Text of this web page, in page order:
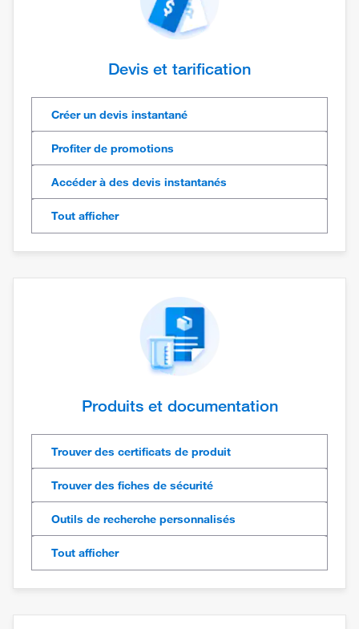
Devis et tarification
Créer un devis instantané
Profiter de promotions
Accéder à des devis instantanés
Tout afficher
Produits et documentation
Trouver des certificats de produit
Trouver des fiches de sécurité
Outils de recherche personnalisés
Tout afficher